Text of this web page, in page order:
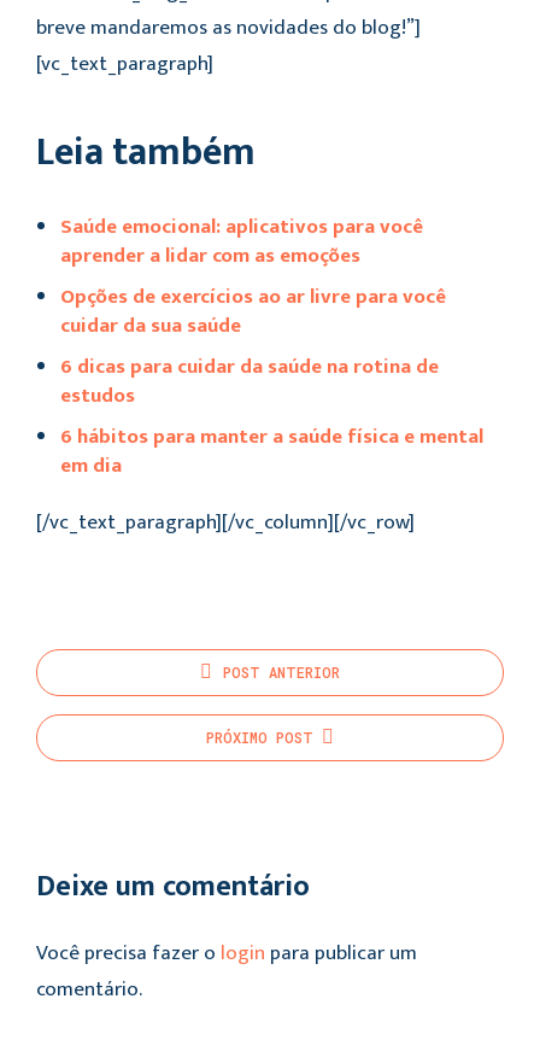
breve mandaremos as novidades do blog!”]
[vc_text_paragraph]
Leia também
Saúde emocional: aplicativos para você
aprender a lidar com as emoções
Opções de exercícios ao ar livre para você
cuidar da sua saúde
6 dicas para cuidar da saúde na rotina de
estudos
6 hábitos para manter a saúde física e mental
em dia
[/vc_text_paragraph][/vc_column][/vc_row]
POST ANTERIOR
PRÓXIMO POST
Deixe um comentário
Você precisa fazer o login para publicar um
comentário.